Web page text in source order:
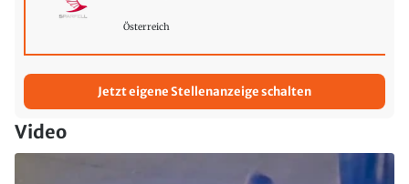
Österreich
Jetzt eigene Stellenanzeige schalten
Video